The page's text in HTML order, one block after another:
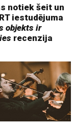
notiek šeit un
iestudējuma
objekts ir
recenzija